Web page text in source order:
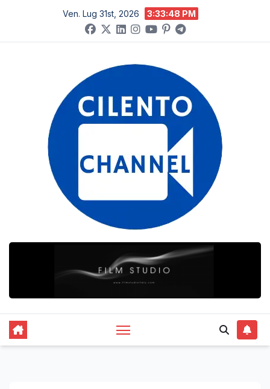
contenuto
Ven. Lug 31st, 2026 3:33:49 PM